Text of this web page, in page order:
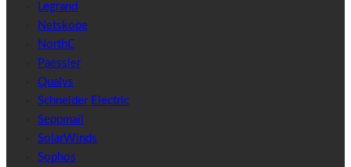
Legrand
Netskope
NorthC
Paessler
Qualys
Schneider Electric
Seppmail
SolarWinds
Sophos